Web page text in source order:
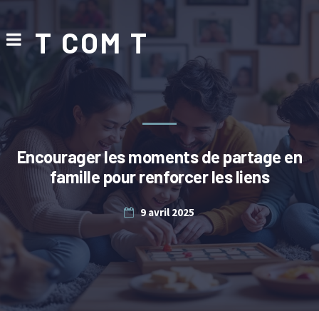
T COM T
Encourager les moments de partage en
famille pour renforcer les liens
9 avril 2025